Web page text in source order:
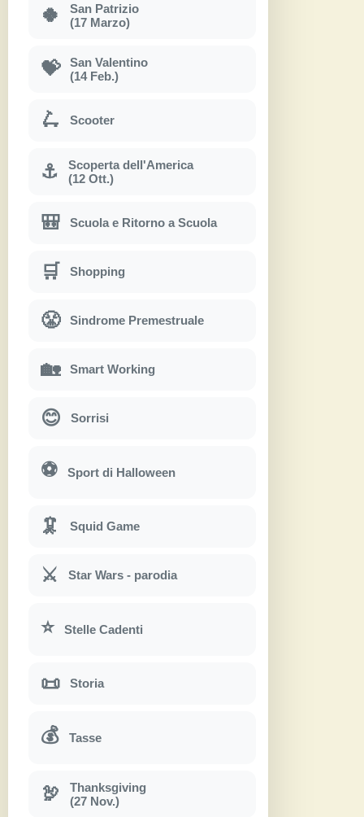
🍀
San Patrizio
(17 Marzo)
💝
San Valentino
(14 Feb.)
🛴 Scooter
⚓
Scoperta dell'America
(12 Ott.)
🎒 Scuola e Ritorno a Scuola
🛒 Shopping
😤 Sindrome Premestruale
🏡 Smart Working
😊 Sorrisi
⚽ Sport di Halloween
🦑 Squid Game
⚔ Star Wars - parodia
⭐ Stelle Cadenti
📜 Storia
💰 Tasse
🦃
Thanksgiving
(27 Nov.)